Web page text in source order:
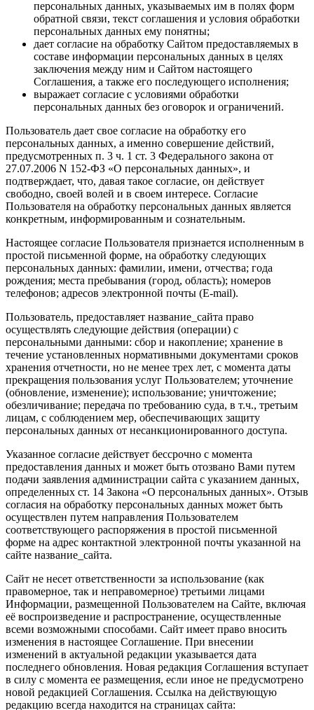
персональных данных, указываемых им в полях форм
обратной связи, текст соглашения и условия обработки
персональных данных ему понятны;
дает согласие на обработку Сайтом предоставляемых в
составе информации персональных данных в целях
заключения между ним и Сайтом настоящего
Соглашения, а также его последующего исполнения;
выражает согласие с условиями обработки
персональных данных без оговорок и ограничений.
Пользователь дает свое согласие на обработку его
персональных данных, а именно совершение действий,
предусмотренных п. 3 ч. 1 ст. 3 Федерального закона от
27.07.2006 N 152-ФЗ «О персональных данных», и
подтверждает, что, давая такое согласие, он действует
свободно, своей волей и в своем интересе. Согласие
Пользователя на обработку персональных данных является
конкретным, информированным и сознательным.
Настоящее согласие Пользователя признается исполненным в
простой письменной форме, на обработку следующих
персональных данных: фамилии, имени, отчества; года
рождения; места пребывания (город, область); номеров
телефонов; адресов электронной почты (E-mail).
Пользователь, предоставляет название_сайта право
осуществлять следующие действия (операции) с
персональными данными: сбор и накопление; хранение в
течение установленных нормативными документами сроков
хранения отчетности, но не менее трех лет, с момента даты
прекращения пользования услуг Пользователем; уточнение
(обновление, изменение); использование; уничтожение;
обезличивание; передача по требованию суда, в т.ч., третьим
лицам, с соблюдением мер, обеспечивающих защиту
персональных данных от несанкционированного доступа.
Указанное согласие действует бессрочно с момента
предоставления данных и может быть отозвано Вами путем
подачи заявления администрации сайта с указанием данных,
определенных ст. 14 Закона «О персональных данных». Отзыв
согласия на обработку персональных данных может быть
осуществлен путем направления Пользователем
соответствующего распоряжения в простой письменной
форме на адрес контактной электронной почты указанной на
сайте название_сайта.
Сайт не несет ответственности за использование (как
правомерное, так и неправомерное) третьими лицами
Информации, размещенной Пользователем на Сайте, включая
её воспроизведение и распространение, осуществленные
всеми возможными способами. Сайт имеет право вносить
изменения в настоящее Соглашение. При внесении
изменений в актуальной редакции указывается дата
последнего обновления. Новая редакция Соглашения вступает
в силу с момента ее размещения, если иное не предусмотрено
новой редакцией Соглашения. Ссылка на действующую
редакцию всегда находится на страницах сайта: